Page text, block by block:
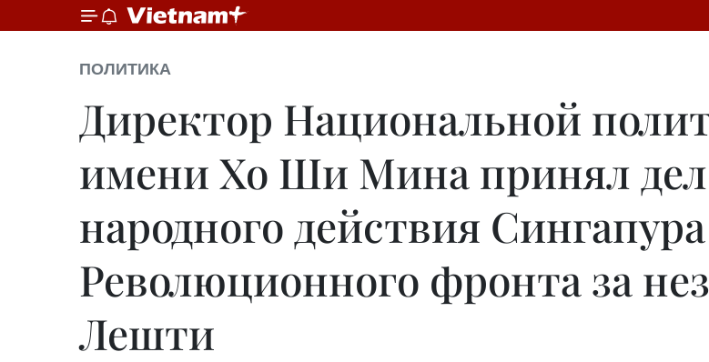
ПОЛИТИКА
Директор Национальной
имени Хо Ши Мина принял
народного действия
Революционного фронта за
Лешти